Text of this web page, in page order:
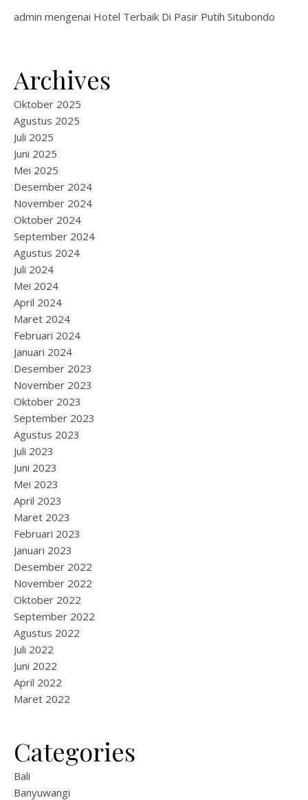
admin mengenai Hotel Terbaik Di Pasir Putih Situbondo
Archives
Oktober 2025
Agustus 2025
Juli 2025
Juni 2025
Mei 2025
Desember 2024
November 2024
Oktober 2024
September 2024
Agustus 2024
Juli 2024
Mei 2024
April 2024
Maret 2024
Februari 2024
Januari 2024
Desember 2023
November 2023
Oktober 2023
September 2023
Agustus 2023
Juli 2023
Juni 2023
Mei 2023
April 2023
Maret 2023
Februari 2023
Januari 2023
Desember 2022
November 2022
Oktober 2022
September 2022
Agustus 2022
Juli 2022
Juni 2022
April 2022
Maret 2022
Categories
Bali
Banyuwangi